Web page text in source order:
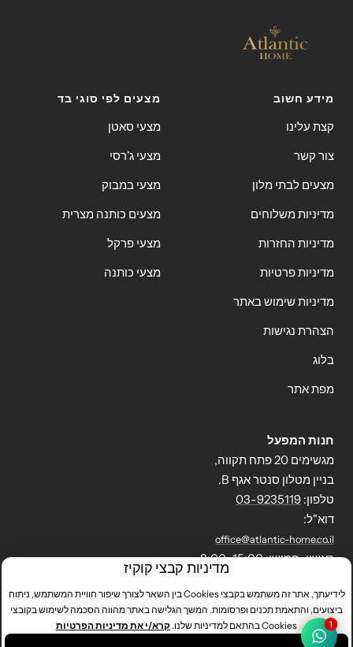
מידע חשוב
קצת עלינו
צור קשר
מצעים לבתי מלון
מדיניות משלוחים
מדיניות החזרות
מדיניות פרטיות
מדיניות שימוש באתר
הצהרת נגישות
בלוג
מפת אתר
מצעים לפי סוגי בד
מצעי סאטן
מצעי ג'רסי
מצעי במבוק
מצעים כותנה מצרית
מצעי פרקל
מצעי כותנה
חנות המפעל
מגשימים 20 פתח תקווה,
בניין מטלון סנטר אגף B.
טלפון: 03-9235119
דוא"ל:
office@atlantic-home.co.il
ראשון-חמישי: 8:00-15:00
אטלנטיק הום Powered by Shopify
מדיניות קבצי קוקיז
לידיעתך, אתר זה משתמש בקבצי Cookies בין השאר לצורך שיפור חוויית המשתמש, ניתוח
ביצועים, והתאמת תכנים ופרסומות. המשך הגלישה באתר מהווה הסכמה לשימוש בקובצי
Cookies בהתאם למדיניות שלנו.
קרא/י את מדיניות הפרטיות
1